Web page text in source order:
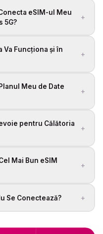
eSIM-ul Meu
5G?
+
Funcționa și în
+
Meu de Date
+
pentru Călătoria
+
Mai Bun eSIM
+
Se Conectează? +